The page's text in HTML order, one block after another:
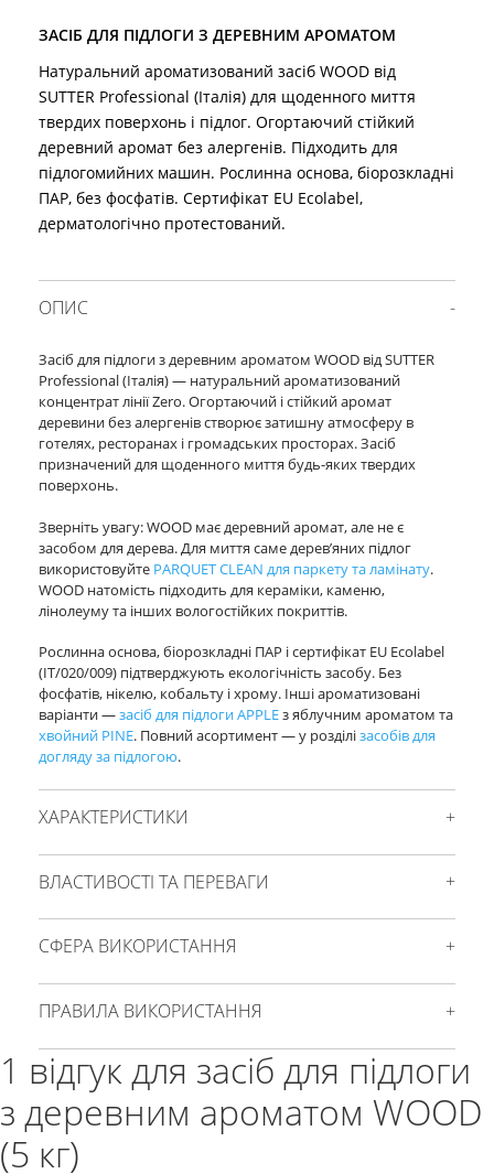
ароматом
WOOD
(5
кг)
кількість
ЗАСІБ ДЛЯ ПІДЛОГИ З ДЕРЕВНИМ АРОМАТОМ
Натуральний ароматизований засіб WOOD від
SUTTER Professional (Італія) для щоденного миття
твердих поверхонь і підлог. Огортаючий стійкий
деревний аромат без алергенів. Підходить для
підлогомийних машин. Рослинна основа, біорозкладні
ПАР, без фосфатів. Сертифікат EU Ecolabel,
дерматологічно протестований.
ОПИС
Засіб для підлоги з деревним ароматом WOOD від SUTTER
Professional (Італія) — натуральний ароматизований
концентрат лінії Zero. Огортаючий і стійкий аромат
деревини без алергенів створює затишну атмосферу в
готелях, ресторанах і громадських просторах. Засіб
призначений для щоденного миття будь-яких твердих
поверхонь.
Зверніть увагу: WOOD має деревний аромат, але не є
засобом для дерева. Для миття саме дерев’яних підлог
використовуйте PARQUET CLEAN для паркету та ламінату.
WOOD натомість підходить для кераміки, каменю,
лінолеуму та інших вологостійких покриттів.
Рослинна основа, біорозкладні ПАР і сертифікат EU Ecolabel
(IT/020/009) підтверджують екологічність засобу. Без
фосфатів, нікелю, кобальту і хрому. Інші ароматизовані
варіанти —засіб для підлоги APPLEз яблучним ароматом та
хвойний PINE. Повний асортимент — у розділізасобів для
догляду за підлогою.
ХАРАКТЕРИСТИКИ
ВЛАСТИВОСТІ ТА ПЕРЕВАГИ
СФЕРА ВИКОРИСТАННЯ
ПРАВИЛА ВИКОРИСТАННЯ
1 відгук для засіб для підлоги
з деревним ароматом WOOD
(5 кг)